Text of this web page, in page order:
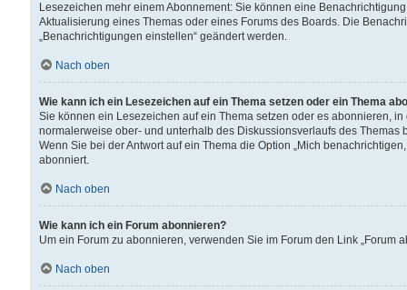
Lesezeichen mehr einem Abonnement: Sie können eine
Aktualisierung eines Themas oder eines Forums des Boards. Die
„Benachrichtigungen einstellen“ geändert werden.
Nach oben
Wie kann ich ein Lesezeichen auf ein Thema setzen oder ein Thema
Sie können ein Lesezeichen auf ein Thema setzen oder es abonnieren,
normalerweise ober- und unterhalb des Diskussionsverlaufs des Themas
Wenn Sie bei der Antwort auf ein Thema die Option „Mich
abonniert.
Nach oben
Wie kann ich ein Forum abonnieren?
Um ein Forum zu abonnieren, verwenden Sie im Forum den Link „Forum
Nach oben